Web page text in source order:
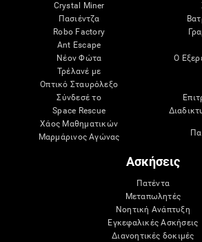
Crystal Miner
Πασιέντζα
Robo Factory
Ant Escape
Νέον Φώτα
Τρέλανέ με
Οπτικό Σταυρόλεξο
Σύνδεσέ το
Space Rescue
Χάος Μαθηματικών
Μαρμάρινος Αγώνας
Ο
Ασκήσεις
Πατέντα
Μεταπωλητές
Νοητική Ανάπτυξη
Εγκεφαλικές Ασκήσεις
Διανοητικές δοκιμές